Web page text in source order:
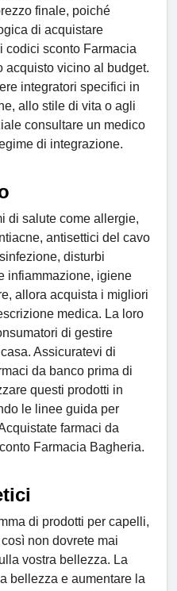
finale, poiché
di acquistare
codici sconto Farmacia
acquisto vicino al budget.
integratori specifici in
allo stile di vita o agli
consultare un medico
di integrazione.
di salute come allergie,
antisettici del cavo
disturbi
infiammazione, igiene
allora acquista i migliori
medica. La loro
di gestire
Assicuratevi di
da banco prima di
questi prodotti in
le linee guida per
farmaci da
Farmacia Bagheria.
di prodotti per capelli,
non dovrete mai
vostra bellezza. La
bellezza e aumentare la